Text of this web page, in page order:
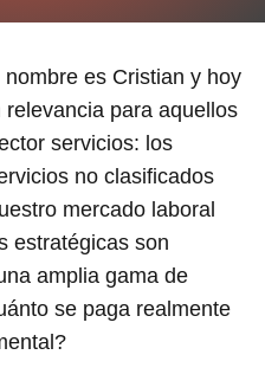
es Cristian y hoy
relevancia para aquellos
servicios: los
no clasificados
mercado laboral
estratégicas son
amplia gama de
se paga realmente